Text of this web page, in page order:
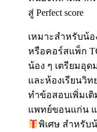
สู่ Perfect score
เหมาะสำหรับน้อ
หรือคอร์สแพ็ก
น้อง ๆ เตรียมอุ
และห้องเรียนวิ
ทำข้อสอบเพิ่มเติ
แพทย์ขอนแก่น
พิเศษ สำหรับ